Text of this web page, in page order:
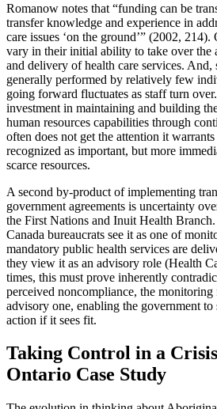
Romanow notes that “funding can be
transfer knowledge and experience in
care issues ‘on the ground’” (2002,
vary in their initial ability to take over the
and delivery of health care services. And,
generally performed by relatively few
going forward fluctuates as staff turn
investment in maintaining and building
human resources capabilities through
often does not get the attention it
recognized as important, but more
scarce resources.
A second by-product of implementing
government agreements is uncertainty
the First Nations and Inuit Health
Canada bureaucrats see it as one of
mandatory public health services are
they view it as an advisory role (Health
times, this must prove inherently
perceived noncompliance, the
advisory one, enabling the government
action if it sees fit.
Taking Control in a
Ontario Case Study